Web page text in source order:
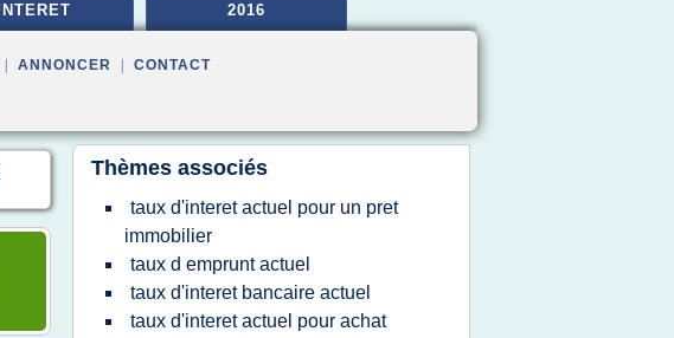
INTERET 2016
ANNONCER CONTACT
Thèmes associés
taux d'interet actuel pour un pret
immobilier
taux d emprunt actuel
taux d'interet bancaire actuel
taux d'interet actuel pour achat